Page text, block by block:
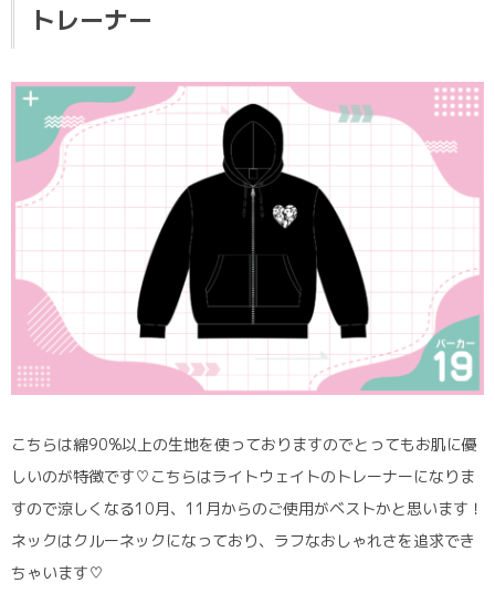
トレーナー
こちらは綿90%以上の生地を使っておりますのでとってもお肌に優
しいのが特徴です♡こちらはライトウェイトのトレーナーになりま
すので涼しくなる10月、11月からのご使用がベストかと思います！
ネックはクルーネックになっており、ラフなおしゃれさを追求でき
ちゃいます♡